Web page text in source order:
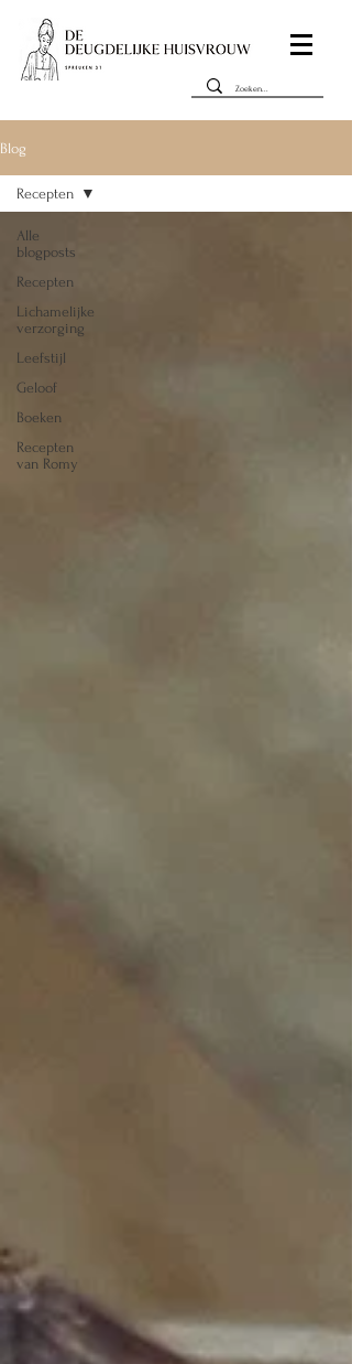
Blog
Alle
blogposts
Recepten
Lichamelijke
verzorging
Leefstijl
Geloof
Boeken
Recepten
van Romy
Recepten